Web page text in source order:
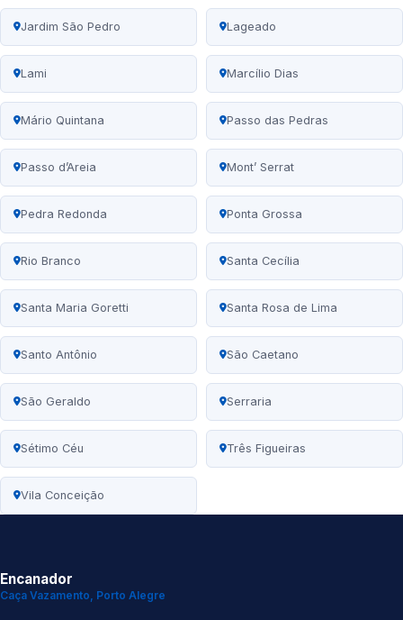
Jardim São Pedro Lageado
Lami Marcílio Dias
Mário Quintana Passo das Pedras
Passo d’Areia Mont’ Serrat
Pedra Redonda Ponta Grossa
Rio Branco Santa Cecília
Santa Maria Goretti Santa Rosa de Lima
Santo Antônio São Caetano
São Geraldo Serraria
Sétimo Céu Três Figueiras
Vila Conceição
Encanador
Caça Vazamento, Porto Alegre